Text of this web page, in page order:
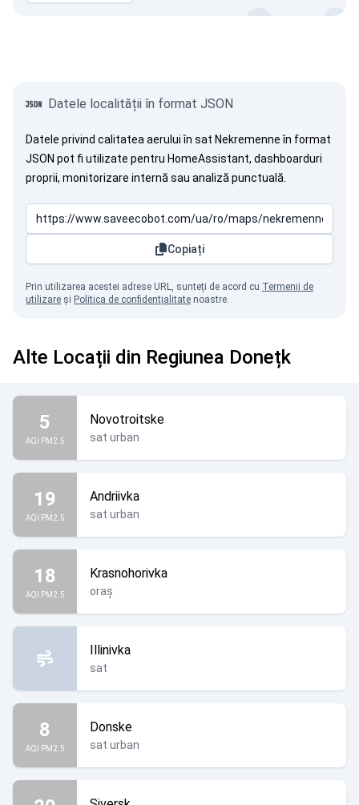
Datele localității în format JSON
Datele privind calitatea aerului în sat Nekremenne în format
JSON pot fi utilizate pentru HomeAssistant, dashboarduri
proprii, monitorizare internă sau analiză punctuală.
Copiați
Prin utilizarea acestei adrese URL, sunteți de acord cu Termenii de
utilizare și Politica de confidențialitate noastre.
Alte Locații din Regiunea Donețk
5
AQI PM2.5
Novotroitske
sat urban
19
AQI PM2.5
Andriivka
sat urban
18
AQI PM2.5
Krasnohorivka
oraș
Illinivka
sat
8
AQI PM2.5
Donske
sat urban